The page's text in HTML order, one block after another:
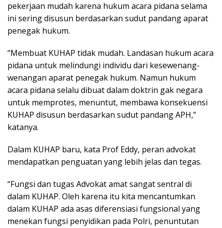
pekerjaan mudah karena hukum acara pidana selama
ini sering disusun berdasarkan sudut pandang aparat
penegak hukum.
“Membuat KUHAP tidak mudah. Landasan hukum acara
pidana untuk melindungi individu dari kesewenang-
wenangan aparat penegak hukum. Namun hukum
acara pidana selalu dibuat dalam doktrin gak negara
untuk memprotes, menuntut, membawa konsekuensi
KUHAP disusun berdasarkan sudut pandang APH,”
katanya.
Dalam KUHAP baru, kata Prof Eddy, peran advokat
mendapatkan penguatan yang lebih jelas dan tegas.
“Fungsi dan tugas Advokat amat sangat sentral di
dalam KUHAP. Oleh karena itu kita mencantumkan
dalam KUHAP ada asas diferensiasi fungsional yang
menekan fungsi penyidikan pada Polri, penuntutan